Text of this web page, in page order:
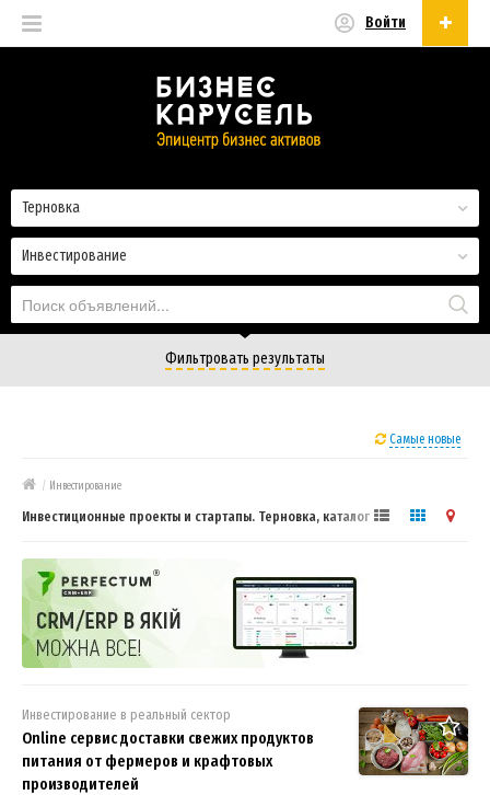
Войти
Инвестирование
Терновка
Фильтровать результаты
Самые новые
/ Инвестирование
Инвестиционные проекты и стартапы. Терновка, каталог
Инвестирование в реальный сектор
Online сервис доставки свежих продуктов
питания от фермеров и крафтовых
производителей